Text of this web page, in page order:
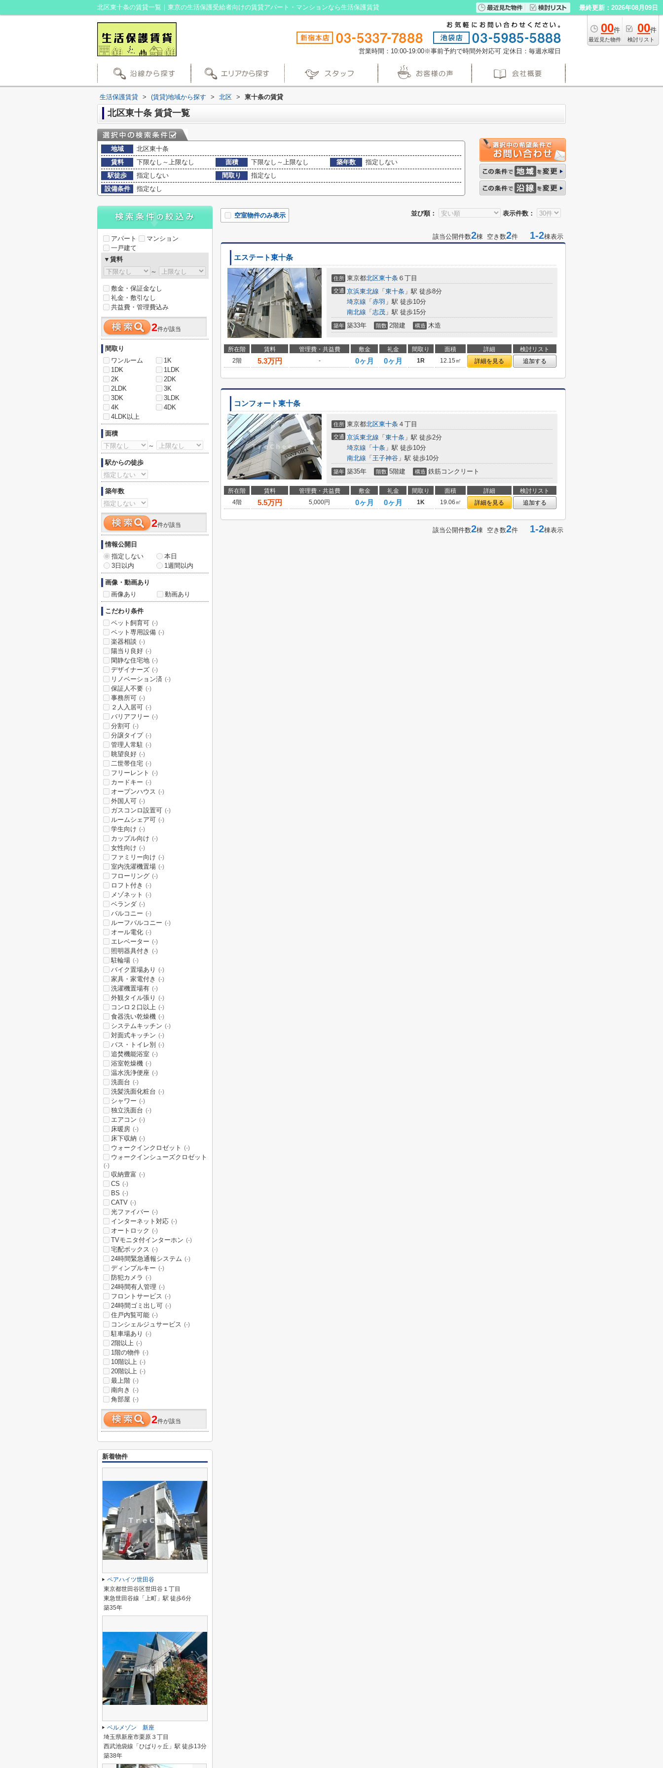
北区東十条の賃貸一覧｜東京の生活保護受給者向けの賃貸アパート・マンションなら生活保護賃貸 最終更新：2026年08月09日
00件
最近見た物件
00件
検討リスト
営業時間：10:00-19:00※事前予約で時間外対応可 定休日：毎週水曜日
生活保護賃貸 > (賃貸)地域から探す > 北区 > 東十条の賃貸
北区東十条 賃貸一覧
地域
北区東十条
賃料
下限なし～上限なし 面積 下限なし～上限なし 築年数
指定しない
駅徒歩
指定しない 間取り
指定なし
設備条件
指定なし
並び順： 表示件数：
空室物件のみ表示
該当公開件数2棟 空き数2件 1-2棟表示
エステート東十条
住所 東京都北区東十条 ６丁目
交通 京浜東北線 「 東十条 」駅 徒歩8分
埼京線 「 赤羽 」駅 徒歩10分
南北線 「 志茂 」駅 徒歩15分
築年 築33年 階数 2階建 構造 木造
所在階 賃料 管理費・共益費 敷金 礼金 間取り 面積 詳細
検討リスト
2階
5.3万円 - 0ヶ月 0ヶ月 1R 12.15㎡ 詳細を見る 追加する
コンフォート東十条
住所 東京都北区東十条 ４丁目
交通 京浜東北線 「 東十条 」駅 徒歩2分
埼京線 「 十条 」駅 徒歩10分
南北線 「 王子神谷 」駅 徒歩10分
築年 築35年 階数 5階建 構造 鉄筋コンクリート
所在階 賃料 管理費・共益費 敷金 礼金 間取り 面積 詳細
検討リスト
4階
5.5万円 5,000円 0ヶ月 0ヶ月 1K 19.06㎡ 詳細を見る 追加する
該当公開件数2棟 空き数2件 1-2棟表示
アパート
マンション
一戸建て
▼賃料
～
敷金・保証金なし
礼金・敷引なし
共益費・管理費込み
2件が該当
間取り
ワンルーム
1K
1DK
1LDK
2K
2DK
2LDK
3K
3DK
3LDK
4K
4DK
4LDK以上
面積
～
駅からの徒歩
築年数
2件が該当
情報公開日
指定しない
本日
3日以内
1週間以内
画像・動画あり
画像あり
動画あり
こだわり条件
ペット飼育可 (-)
ペット専用設備 (-)
楽器相談 (-)
陽当り良好 (-)
閑静な住宅地 (-)
デザイナーズ (-)
リノベーション済 (-)
保証人不要 (-)
事務所可 (-)
２人入居可 (-)
バリアフリー (-)
分割可 (-)
分譲タイプ (-)
管理人常駐 (-)
眺望良好 (-)
二世帯住宅 (-)
フリーレント (-)
カードキー (-)
オープンハウス (-)
外国人可 (-)
ガスコンロ設置可 (-)
ルームシェア可 (-)
学生向け (-)
カップル向け (-)
女性向け (-)
ファミリー向け (-)
室内洗濯機置場 (-)
フローリング (-)
ロフト付き (-)
メゾネット (-)
ベランダ (-)
バルコニー (-)
ルーフバルコニー (-)
オール電化 (-)
エレベーター (-)
照明器具付き (-)
駐輪場 (-)
バイク置場あり (-)
家具・家電付き (-)
洗濯機置場有 (-)
外観タイル張り (-)
コンロ２口以上 (-)
食器洗い乾燥機 (-)
システムキッチン (-)
対面式キッチン (-)
バス・トイレ別 (-)
追焚機能浴室 (-)
浴室乾燥機 (-)
温水洗浄便座 (-)
洗面台 (-)
洗髪洗面化粧台 (-)
シャワー (-)
独立洗面台 (-)
エアコン (-)
床暖房 (-)
床下収納 (-)
ウォークインクロゼット (-)
ウォークインシューズクロゼット
(-)
収納豊富 (-)
CS (-)
BS (-)
CATV (-)
光ファイバー (-)
インターネット対応 (-)
オートロック (-)
TVモニタ付インターホン (-)
宅配ボックス (-)
24時間緊急通報システム (-)
ディンプルキー (-)
防犯カメラ (-)
24時間有人管理 (-)
フロントサービス (-)
24時間ゴミ出し可 (-)
住戸内覧可能 (-)
コンシェルジュサービス (-)
駐車場あり (-)
2階以上 (-)
1階の物件 (-)
10階以上 (-)
20階以上 (-)
最上階 (-)
南向き (-)
角部屋 (-)
2件が該当
新着物件
ペアハイツ世田谷
東京都世田谷区世田谷１丁目
東急世田谷線「上町」駅 徒歩6分
築35年
ベルメゾン 新座
埼玉県新座市栗原３丁目
西武池袋線「ひばりヶ丘」駅 徒歩13分
築38年